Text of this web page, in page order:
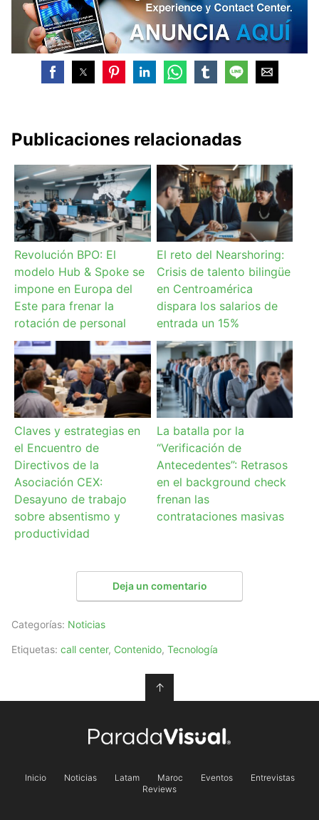
Publicaciones relacionadas
Revolución BPO: El
modelo Hub & Spoke se
impone en Europa del
Este para frenar la
rotación de personal
El reto del Nearshoring:
Crisis de talento bilingüe
en Centroamérica
dispara los salarios de
entrada un 15%
Claves y estrategias en
el Encuentro de
Directivos de la
Asociación CEX:
Desayuno de trabajo
sobre absentismo y
productividad
La batalla por la
“Verificación de
Antecedentes”: Retrasos
en el background check
frenan las
contrataciones masivas
Deja un comentario
Categorías: Noticias
Etiquetas: call center, Contenido, Tecnología
↑
Inicio Noticias Latam Maroc Eventos
Entrevistas
Reviews